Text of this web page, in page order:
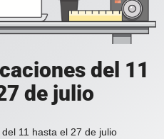
del 11
de julio
11 hasta el 27 de julio